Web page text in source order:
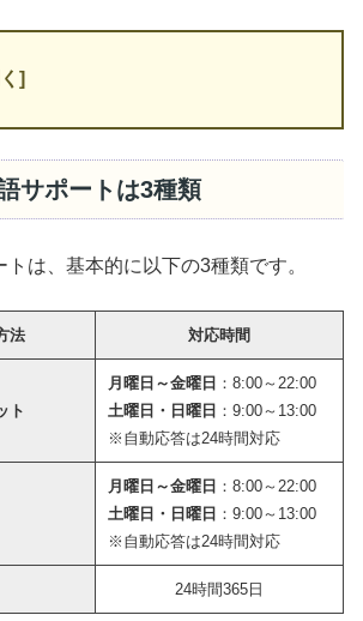
サポートは3種類
は、基本的に以下の3種類です。
法 対応時間
ト
月曜日～金曜日 ：8:00～22:00
土曜日・日曜日 ：9:00～13:00
※自動応答は24時間対応
月曜日～金曜日 ：8:00～22:00
土曜日・日曜日 ：9:00～13:00
※自動応答は24時間対応
24時間365日